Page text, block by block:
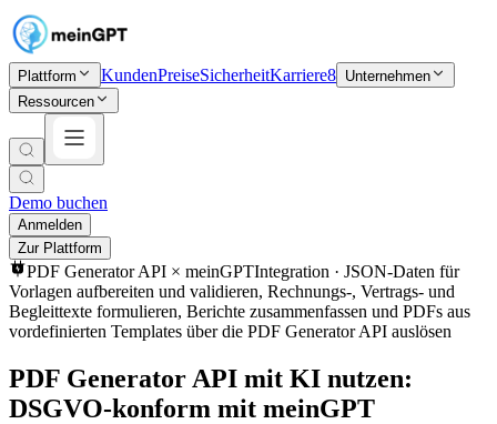
Plattform KundenPreiseSicherheitKarriere8 Unternehmen
Ressourcen
Demo buchen
Anmelden
Zur Plattform
PDF Generator API × meinGPTIntegration · JSON-Daten für
Vorlagen aufbereiten und validieren, Rechnungs-, Vertrags- und
Begleittexte formulieren, Berichte zusammenfassen und PDFs aus
vordefinierten Templates über die PDF Generator API auslösen
PDF Generator API mit KI nutzen:
DSGVO-konform mit meinGPT